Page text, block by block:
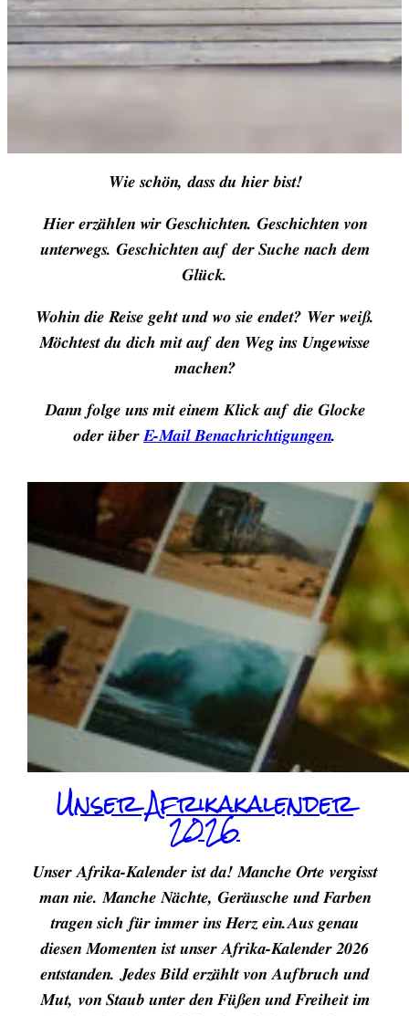
Wie schön, dass du hier bist!
Hier erzählen wir Geschichten. Geschichten von
unterwegs. Geschichten auf der Suche nach dem
Glück.
Wohin die Reise geht und wo sie endet? Wer weiß.
Möchtest du dich mit auf den Weg ins Ungewisse
machen?
Dann folge uns mit einem Klick auf die Glocke
oder über E-Mail Benachrichtigungen.
Unser Afrikakalender
2026
Unser Afrika-Kalender ist da! Manche Orte vergisst
man nie. Manche Nächte, Geräusche und Farben
tragen sich für immer ins Herz ein.Aus genau
diesen Momenten ist unser Afrika-Kalender 2026
entstanden. Jedes Bild erzählt von Aufbruch und
Mut, von Staub unter den Füßen und Freiheit im